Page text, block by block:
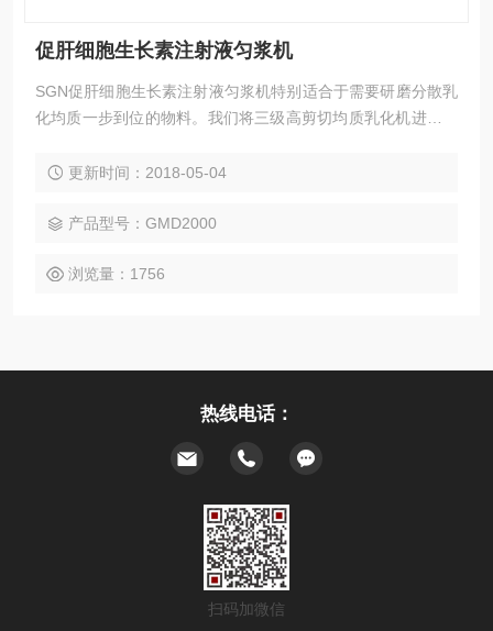
促肝细胞生长素注射液匀浆机
SGN促肝细胞生长素注射液匀浆机特别适合于需要研磨分散乳
化均质一步到位的物料。我们将三级高剪切均质乳化机进行改
磨头，使物料可以先经过胶体磨细化物料，然后再经过乳化机
更新时间：2018-05-04
产品型号：GMD2000
浏览量：1756
热线电话：
扫码加微信